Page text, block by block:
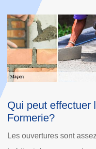
Nos travaux de
pour tous
Ajoutez des